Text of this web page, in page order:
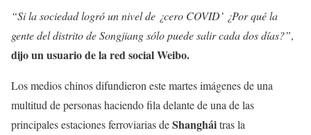
“Si la sociedad logró un nivel de ¿cero COVID’ ¿Por qué la
gente del distrito de Songjiang sólo puede salir cada dos días?”,
dijo un usuario de la red social Weibo.
Los medios chinos difundieron este martes imágenes de una
multitud de personas haciendo fila delante de una de las
principales estaciones ferroviarias deShangháitras la